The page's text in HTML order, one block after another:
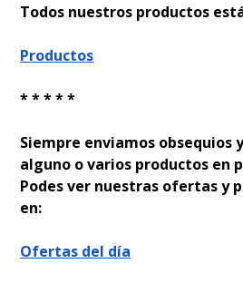
Todos nuestros productos
Productos
* * * * *
Siempre enviamos obsequios
alguno o varios productos en
Podes ver nuestras ofertas y
en:
Ofertas del día